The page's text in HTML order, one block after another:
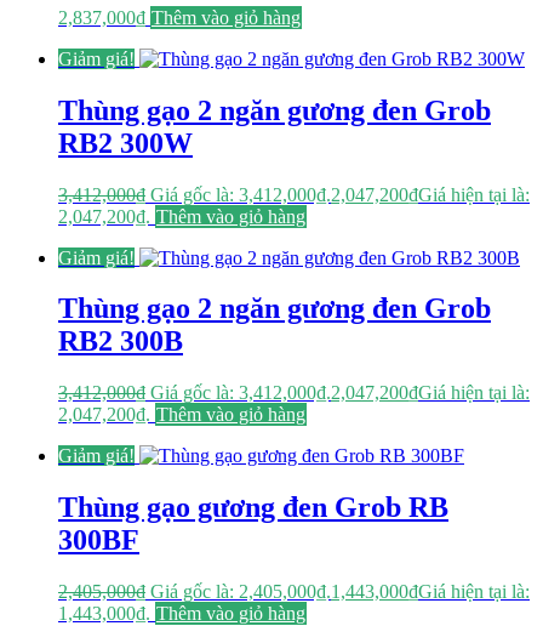
2,837,000₫ Thêm vào giỏ hàng
Giảm giá!
Thùng gạo 2 ngăn gương đen Grob
RB2 300W
3,412,000₫ Giá gốc là: 3,412,000₫.2,047,200₫Giá hiện tại là:
2,047,200₫. Thêm vào giỏ hàng
Giảm giá!
Thùng gạo 2 ngăn gương đen Grob
RB2 300B
3,412,000₫ Giá gốc là: 3,412,000₫.2,047,200₫Giá hiện tại là:
2,047,200₫. Thêm vào giỏ hàng
Giảm giá!
Thùng gạo gương đen Grob RB
300BF
2,405,000₫ Giá gốc là: 2,405,000₫.1,443,000₫Giá hiện tại là:
1,443,000₫. Thêm vào giỏ hàng